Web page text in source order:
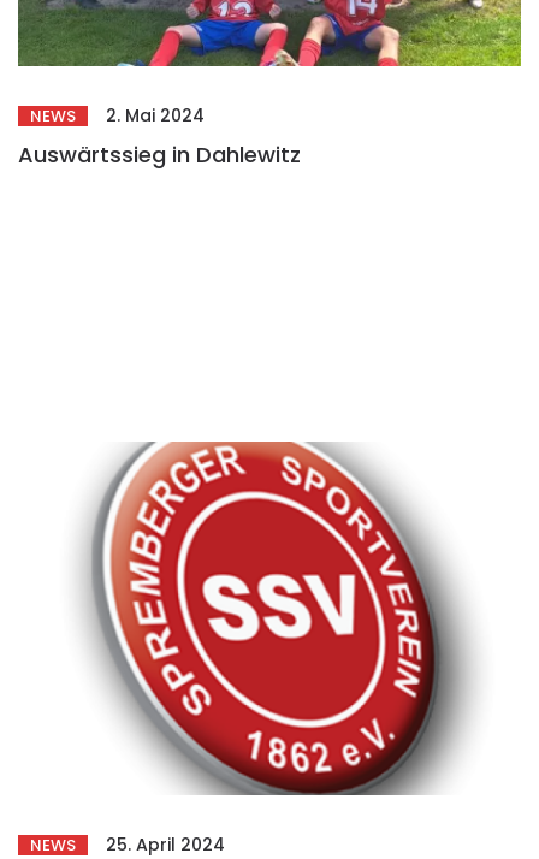
NEWS 2. Mai 2024
Auswärtssieg in Dahlewitz
NEWS 25. April 2024